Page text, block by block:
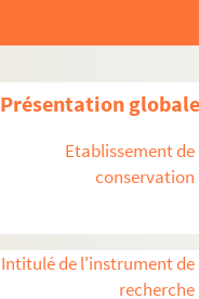
Présentation
Etablissement de
conservation
Intitulé de l'instrument de
recherche
Dossier n° 27
Dossier n° 28
Dossier n° 29
Dossier n° 30
Dossier n° 32
Dossier n° 33